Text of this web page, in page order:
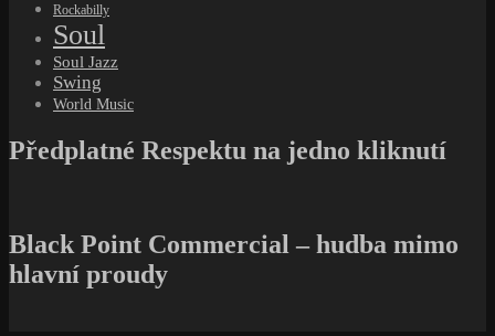
Rockabilly
Soul
Soul Jazz
Swing
World Music
Předplatné Respektu na jedno kliknutí
Black Point Commercial – hudba mimo
hlavní proudy